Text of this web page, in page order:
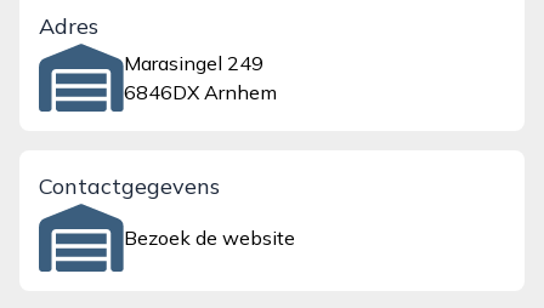
Adres
Marasingel 249
6846DX Arnhem
Contactgegevens
Bezoek de website